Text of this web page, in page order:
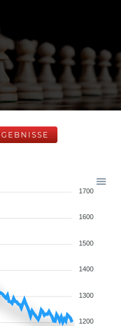
1700
1600
1500
1400
1300
1200